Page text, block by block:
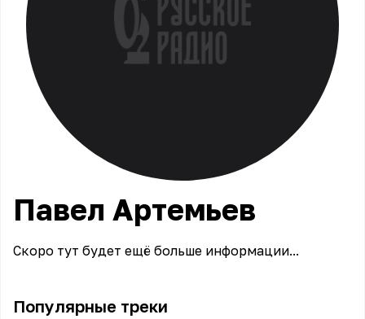
Павел Артемьев
Скоро тут будет ещё больше информации...
Популярные треки